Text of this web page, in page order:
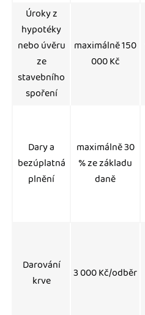
Úroky z
hypotéky
nebo úvěru
ze
stavebního
spoření
maximálně 150
000 Kč
Dary a
bezúplatná
plnění
maximálně 30
% ze základu
daně
Darování
krve
3 000 Kč/odběr